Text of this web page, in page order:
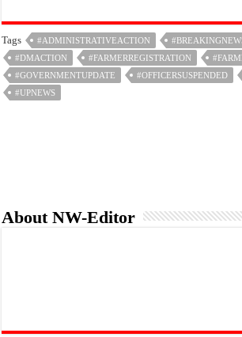
e
b
o
o
k
t
t
e
r
i
l
t
s
A
p
n
t
r
e
Tags #ADMINISTRATIVEACTION
#DMACTION
#FARMERREGISTRATION
#GOVERNMENTUPDATE
#OFFICERSUSPENDED
#UPNEWS
About NW-Editor